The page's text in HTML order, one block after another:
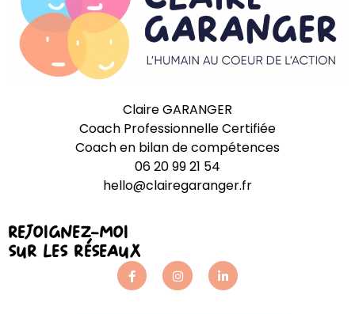
Claire GARANGER
Coach Professionnelle Certifiée
Coach en bilan de compétences
06 20 99 21 54
hello@clairegaranger.fr
Rejoignez-moi
sur les réseaux